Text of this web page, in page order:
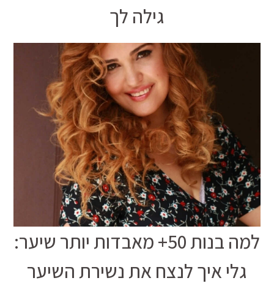
גילה לך
למה בנות 50+ מאבדות יותר שיער:
גלי איך לנצח את נשירת השיער